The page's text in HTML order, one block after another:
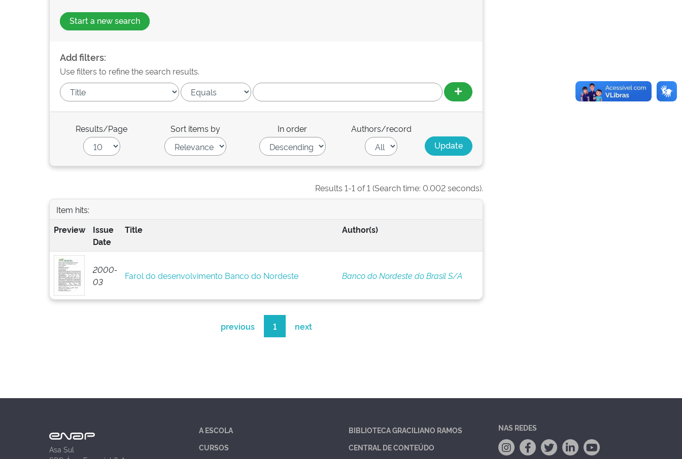
Start a new search
Add filters:
Use filters to refine the search results.
Results/Page Sort items by In order Authors/record
Results 1-1 of 1 (Search time: 0.002 seconds).
Item hits:
Preview
Issue
Date
Title Author(s)
2000-
03
Farol do desenvolvimento Banco do Nordeste Banco do Nordeste do Brasil S/A
previous 1 next
Asa Sul
A ESCOLA
CURSOS
BIBLIOTECA GRACILIANO RAMOS
CENTRAL DE CONTEÚDO
NAS REDES